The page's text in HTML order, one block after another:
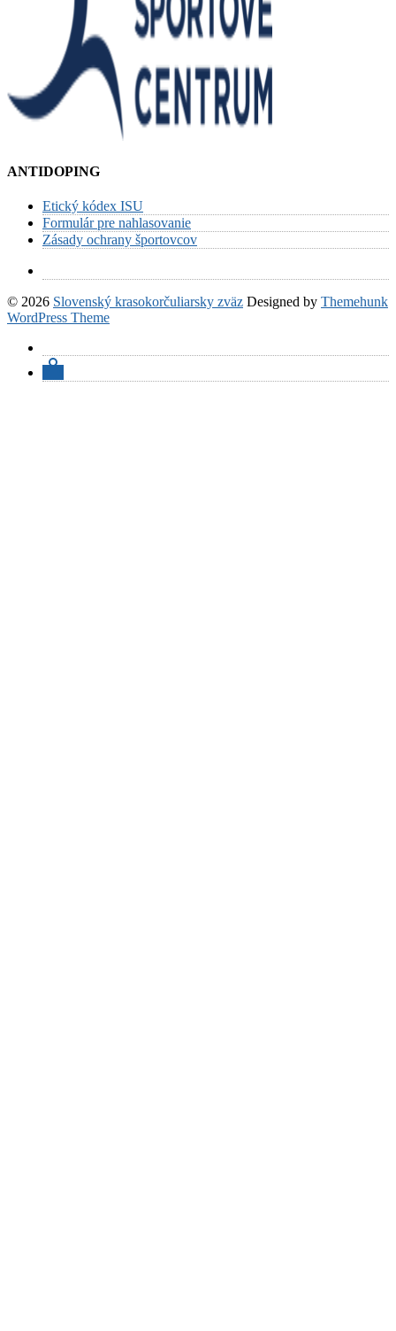
ANTIDOPING
Etický kódex ISU
Formulár pre nahlasovanie
Zásady ochrany športovcov
© 2026 Slovenský krasokorčuliarsky zväz Designed by Themehunk
WordPress Theme